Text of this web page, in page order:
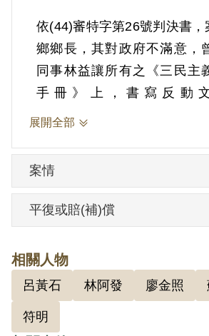
依(44)審特字第26號判決書，
鄉鄉長，其對政府不滿意，
同事林益讓所有之《三民主
手冊》上，書寫反動
╳╳╳」。復書寫日文紅爆炸
郵寄各縣市政府及警察局
時，曾挪用存市民館之手榴
於事變後藏家中，企圖炸殺
又私自收藏其友周樑山交予
手槍一支，又向前裝甲兵火
明購買美製45式手槍、子彈
展開全部
案情
平復或賠(補)償
相關人物
呂黃石 林阿發 廖金照
符明